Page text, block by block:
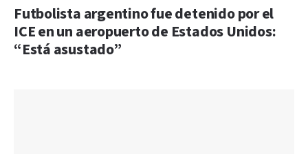
Futbolista argentino fue detenido por el
ICE en un aeropuerto de Estados Unidos:
“Está asustado”